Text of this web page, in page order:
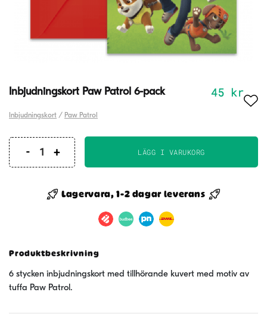
Inbjudningskort Paw Patrol 6-pack 45 kr
Inbjudningskort / Paw Patrol
Inbjudningskort
Patrol
6-
LÄGG I VARUKORG
Lagervara, 1-2 dagar leverans
Produktbeskrivning
6 stycken inbjudningskort med tillhörande kuvert med motiv av
tuffa Paw Patrol.